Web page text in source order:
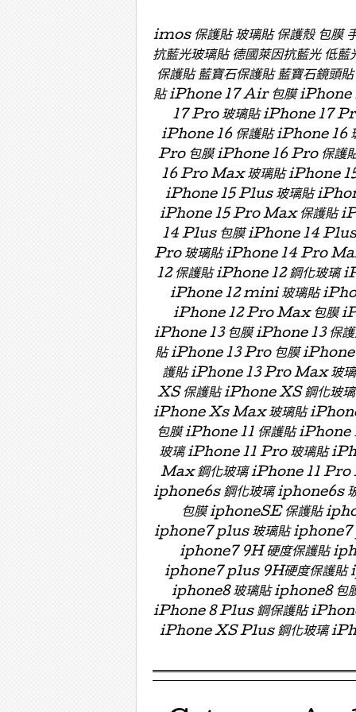
imos 保護貼 玻璃貼 保護殼 包膜
抗藍光玻璃貼 德國萊因抗藍光 低
保護貼 藍寶石保護貼 藍寶石鏡
貼 iPhone 17 Air 包膜 iPhone
17 Pro 玻璃貼 iPhone 17
iPhone 16 保護貼 iPhone 16
Pro 包膜 iPhone 16 Pro 保護
16 Pro Max 玻璃貼 iPhone
iPhone 15 Plus 玻璃貼
iPhone 15 Pro Max 保護貼
14 Plus 包膜 iPhone 14
Pro 玻璃貼 iPhone 14 Pro
12 保護貼 iPhone 12 鋼化玻
iPhone 12 mini 玻璃貼
iPhone 12 Pro Max 包膜
iPhone 13 包膜 iPhone 13 保
貼 iPhone 13 Pro 包膜
護貼 iPhone 13 Pro Max 玻
XS 保護貼 iPhone XS 鋼化玻
iPhone Xs Max 玻璃貼
包膜 iPhone 11 保護貼 iPhone
玻璃 iPhone 11 Pro 玻璃貼
Max 鋼化玻璃 iPhone 11 Pro
iphone6s 鋼化玻璃 iphone6s
包膜 iphoneSE 保護貼
iphone7 plus 玻璃貼 iphone7
iphone7 9H 硬度保護貼
iphone7 plus 9H硬度保護貼
iphone8 玻璃貼 iphone8 包
iPhone 8 Plus 鋼保護貼
iPhone XS Plus 鋼化玻璃